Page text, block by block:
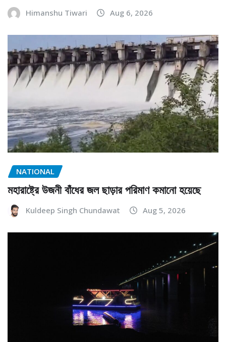
Himanshu Tiwari Aug 6, 2026
NATIONAL
মহারাষ্ট্রে উজনী বাঁধের জল ছাড়ার পরিমাণ কমানো হয়েছে
Kuldeep Singh Chundawat Aug 5, 2026